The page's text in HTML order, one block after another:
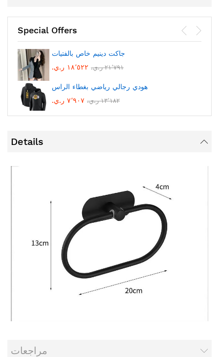
Special Offers
جاكت دينيم خاص بالفتيات
١٨٬٥٢٢ ر.ي.‏
٢١٬٧٩١ ر.ي.‏
هودي رجالي رياضي بغطاء الراس
٧٬٩٠٧ ر.ي.‏
١٣٬١٨٢ ر.ي.‏
Details
مراجعات